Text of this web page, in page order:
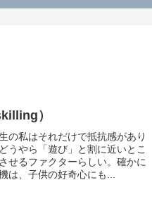
）
の私はそれだけで抵抗感があり
うやら「遊び」と割に近いとこ
せるファクターらしい。確かに
は、子供の好奇心にも...